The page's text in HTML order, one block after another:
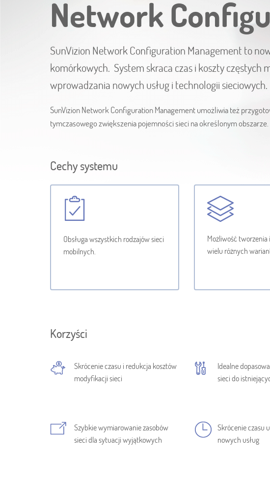
Network
SunVizion Network Configuration Management to
komórkowych. System skraca czas i koszty
wprowadzania nowych usług i technologii sieciowych.
SunVizion Network Configuration Management umożliwia też
tymczasowego zwiększenia pojemności sieci na określonym obszarze.
Cechy systemu
Obsługa wszystkich rodzajów sieci
mobilnych.
Możliwość
wielu różnych
Korzyści
Skrócenie czasu i redukcja kosztów
modyfikacji sieci
Idealne
sieci do
Szybkie wymiarowanie zasobów
sieci dla sytuacji wyjątkowych
Skrócenie czasu
nowych usług